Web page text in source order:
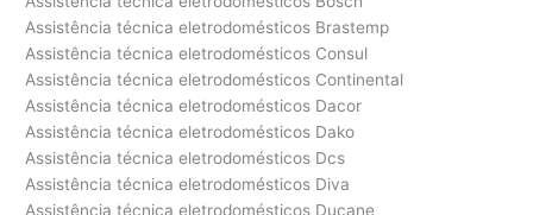
Assistência técnica eletrodomésticos Brastemp
Assistência técnica eletrodomésticos Consul
Assistência técnica eletrodomésticos Continental
Assistência técnica eletrodomésticos Dacor
Assistência técnica eletrodomésticos Dako
Assistência técnica eletrodomésticos Dcs
Assistência técnica eletrodomésticos Diva
Assistência técnica eletrodomésticos Ducane